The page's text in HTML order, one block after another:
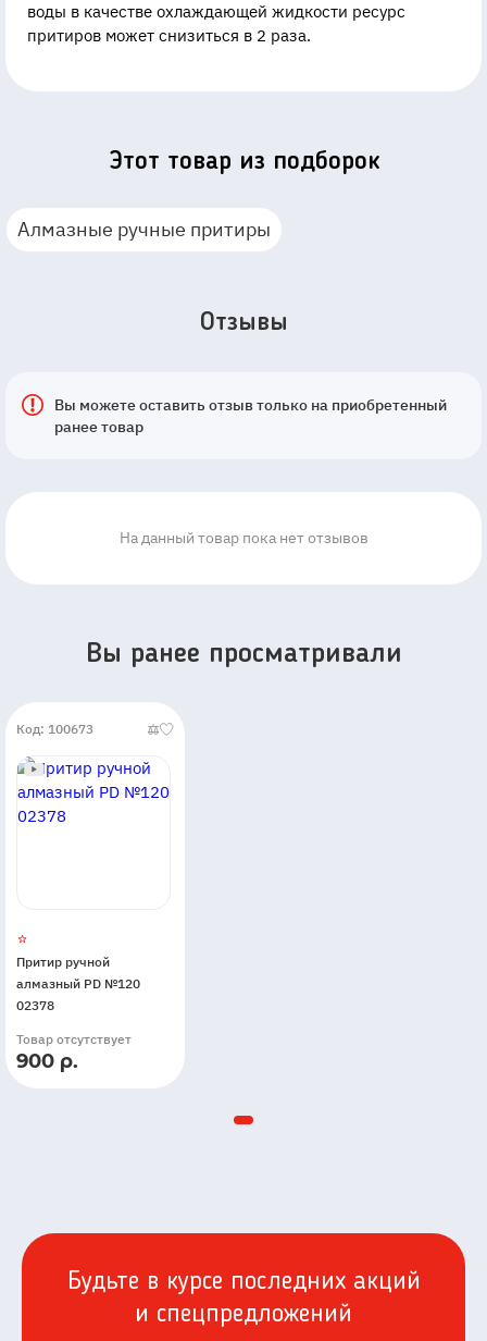
воды в качестве охлаждающей жидкости ресурс
притиров может снизиться в 2 раза.
Этот товар из подборок
Алмазные ручные притиры
Отзывы
Вы можете оставить отзыв только на приобретенный
ранее товар
На данный товар пока нет отзывов
Вы ранее просматривали
Код: 100673
Притир ручной
алмазный PD №120
02378
Товар отсутствует
900 р.
Будьте в курсе последних акций
и спецпредложений